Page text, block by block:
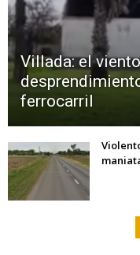
Villada: el
ferrocarril